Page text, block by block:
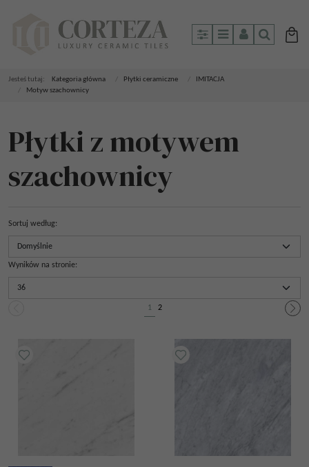
PanelMenuPanelSzukaj
Jesteś tutaj: Kategoria główna Płytki ceramiczne
IMITACJA
Motyw szachownicy
Płytki z motywem
szachownicy
Sortuj według:
Wyników na stronie:
1 2